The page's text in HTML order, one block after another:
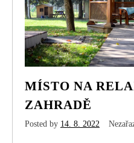
MÍSTO NA
ZAHRADĚ
Posted by 14. 8. 2022